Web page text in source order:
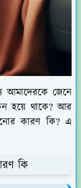
আমাদেরকে জেনে
হয়ে থাকে? আর
কারণ কি? এ
কি